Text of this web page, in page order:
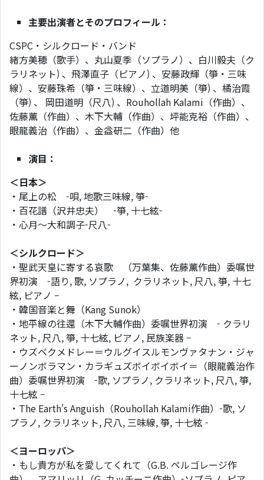
主要出演者とそのプロフィール：
CSPC・シルクロード・バンド
緒方美穂（歌手）、丸山夏季（ソプラノ）、白川毅夫（ク
ラリネット) 、飛澤直子（ピアノ) 、安藤政輝（箏・三味
線）、安藤珠希（箏・三味線）、立道明美（箏) 、橘治霞
（箏) 、 岡田道明（尺八) 、Rouhollah Kalami（作曲）、
佐藤薫（作曲）、木下大輔（作曲）、坪能克裕（作曲）、
眼龍義治（作曲）、金益研二（作曲）他
演目：
＜日本＞
・尾上の松 -唄, 地歌三味線, 箏-
・百花譜（沢井忠夫） -箏, 十七絃-
・心月〜大和調子-尺八-
＜シルクロード＞
・聖武天皇に寄する哀歌 （万葉集、佐藤薫作曲）委嘱世
界初演 -語り, 歌, ソプラノ, クラリネット, 尺八, 箏, 十七
絃, ピアノ –
・韓国音楽と舞（Kang Sunok）
・地平線の往還（木下大輔作曲）委嘱世界初演 - クラリ
ネット, 尺八, 箏, 十七絃, ピアノ, 民族楽器 –
・ウズベクメドレー＝ウルグイスルモンヴァタナン・ジャ
ーノンボラマン・カラギュズボイボイボイ＝（眼龍義治作
曲）委嘱世界初演 -歌, ソプラノ, クラリネット, 尺八, 箏,
十七絃 –
・The Earth's Anguish（Rouhollah Kalami作曲）-歌, ソ
プラノ, クラリネット, 尺八, 三味線, 箏, 十七絃 -
＜ヨーロッパ＞
・もし貴方が私を愛してくれて（G.B. ペルゴレージ作